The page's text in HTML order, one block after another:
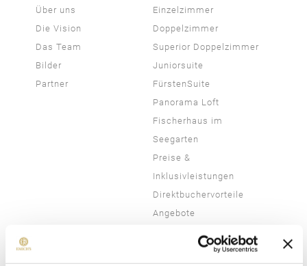
Über uns
Die Vision
Das Team
Bilder
Partner
Einzelzimmer
Doppelzimmer
Superior Doppelzimmer
Juniorsuite
FürstenSuite
Panorama Loft
Fischerhaus im
Seegarten
Preise &
Inklusivleistungen
Direktbuchervorteile
Angebote
Aktivitäten